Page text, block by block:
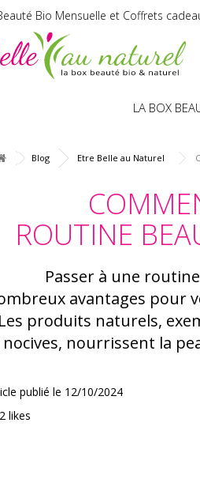
Bio Mensuelle et Coffrets
LA BOX
Blog Etre Belle au Naturel
ROUTINE
Passer à une
avantages pour
Les produits naturels,
nocives, nourrissent la
publié le 12/10/2024
2 likes